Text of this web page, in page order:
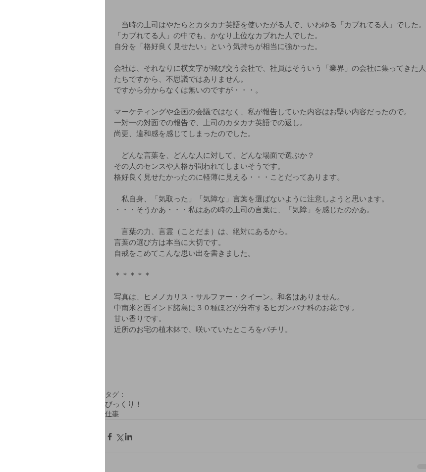
当時の上司はやたらとカタカナ英語を使いたがる人で、いわゆる「カブれてる人」でした。
「カブれてる人」の中でも、かなり上位なカブれた人でした。
自分を「格好良く見せたい」という気持ちが相当に強かった。
会社は、それなりに横文字が飛び交う会社で、社員はそういう「業界」の会社に集ってきた人
たちですから、不思議ではありません。
ですから分からなくは無いのですが・・・。
マーケティングや企画の会議ではなく、私が報告していた内容はお堅い内容だったので。
一対一の対面での報告で、上司のカタカナ英語での返し。
尚更、違和感を感じてしまったのでした。
どんな言葉を、どんな人に対して、どんな場面で選ぶか？
その人のセンスや人格が問われてしまいそうです。
格好良く見せたかったのに軽薄に見える・・・ことだってあります。
私自身、「気取った」「気障な」言葉を選ばないように注意しようと思います。
・・・そうかあ・・・私はあの時の上司の言葉に、「気障」を感じたのかあ。
言葉の力、言霊（ことだま）は、絶対にあるから。
言葉の選び方は本当に大切です。
自戒をこめてこんな思い出を書きました。
＊＊＊＊＊
写真は、ヒメノカリス・サルファー・クイーン。和名はありません。
中南米と西インド諸島に３０種ほどが分布するヒガンバナ科のお花です。
甘い香りです。
近所のお宅の植木鉢で、咲いていたところをパチリ。
タグ：
びっくり！
仕事